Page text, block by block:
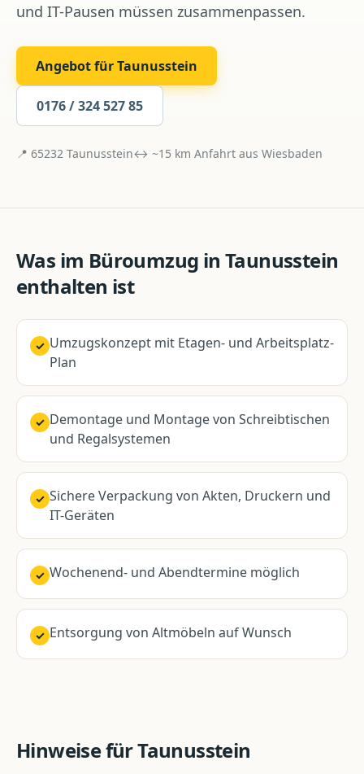
und IT-Pausen müssen zusammenpassen.
Angebot fürTaunusstein
0176 / 324 527 85
📍 65232 Taunusstein↔ ~15 km Anfahrt aus Wiesbaden
Was im Büroumzug inTaunusstein
enthalten ist
✓ Umzugskonzept mit Etagen- und Arbeitsplatz-
Plan
✓ Demontage und Montage von Schreibtischen
und Regalsystemen
✓ Sichere Verpackung von Akten, Druckern und
IT-Geräten
✓ Wochenend- und Abendtermine möglich
✓ Entsorgung von Altmöbeln auf Wunsch
Hinweise fürTaunusstein